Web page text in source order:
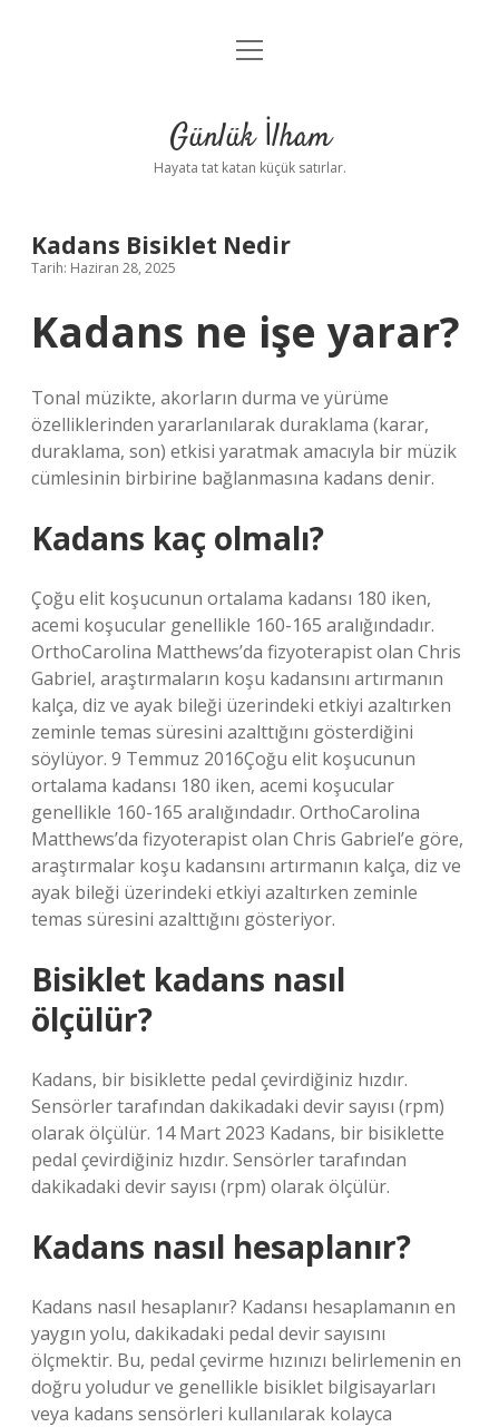
Anasayfa
Yasal Uyarı
menüyü
Günlük İlham
Hayata tat katan küçük satırlar.
Kadans Bisiklet Nedir
Tarih: Haziran 28, 2025
Kadans ne işe yarar?
Tonal müzikte, akorların durma ve yürüme
özelliklerinden yararlanılarak duraklama (karar,
duraklama, son) etkisi yaratmak amacıyla bir müzik
cümlesinin birbirine bağlanmasına kadans denir.
Kadans kaç olmalı?
Çoğu elit koşucunun ortalama kadansı 180 iken,
acemi koşucular genellikle 160-165 aralığındadır.
OrthoCarolina Matthews’da fizyoterapist olan Chris
Gabriel, araştırmaların koşu kadansını artırmanın
kalça, diz ve ayak bileği üzerindeki etkiyi azaltırken
zeminle temas süresini azalttığını gösterdiğini
söylüyor. 9 Temmuz 2016Çoğu elit koşucunun
ortalama kadansı 180 iken, acemi koşucular
genellikle 160-165 aralığındadır. OrthoCarolina
Matthews’da fizyoterapist olan Chris Gabriel’e göre,
araştırmalar koşu kadansını artırmanın kalça, diz ve
ayak bileği üzerindeki etkiyi azaltırken zeminle
temas süresini azalttığını gösteriyor.
Bisiklet kadans nasıl
ölçülür?
Kadans, bir bisiklette pedal çevirdiğiniz hızdır.
Sensörler tarafından dakikadaki devir sayısı (rpm)
olarak ölçülür. 14 Mart 2023 Kadans, bir bisiklette
pedal çevirdiğiniz hızdır. Sensörler tarafından
dakikadaki devir sayısı (rpm) olarak ölçülür.
Kadans nasıl hesaplanır?
Kadans nasıl hesaplanır? Kadansı hesaplamanın en
yaygın yolu, dakikadaki pedal devir sayısını
ölçmektir. Bu, pedal çevirme hızınızı belirlemenin en
doğru yoludur ve genellikle bisiklet bilgisayarları
veya kadans sensörleri kullanılarak kolayca